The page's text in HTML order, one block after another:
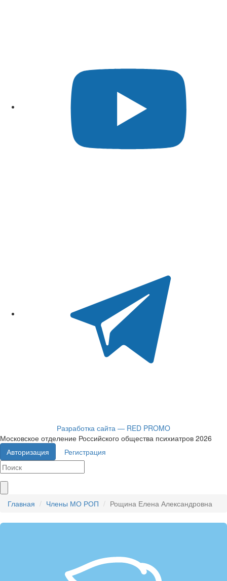
Разработка сайта — RED PROMO
Московское отделение Российского общества психиатров 2026
Авторизация
Регистрация
Главная Члены МО РОП Рощина Елена Александровна